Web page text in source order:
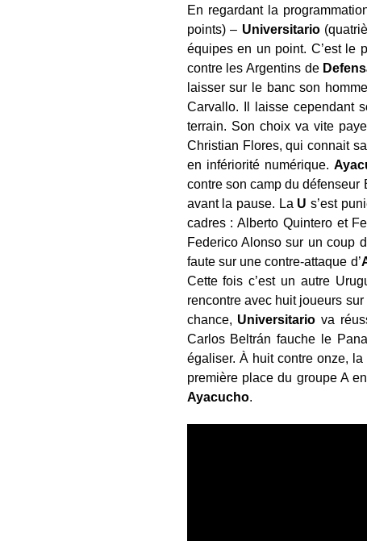
En regardant la
points) – Universitario
équipes en un point. C’est le
contre les Argentins de
laisser sur le banc son
Carvallo. Il laisse cependant
terrain. Son choix va vite
Christian Flores, qui connait
en infériorité numérique.
contre son camp du
avant la pause. La U s’est
cadres : Alberto Quintero et
Federico Alonso sur un coup
faute sur une contre-attaque d’
Cette fois c’est un autre
rencontre avec huit joueurs
chance, Universitario va
Carlos Beltrán fauche le
égaliser. À huit contre onze, la
première place du groupe A
Ayacucho.